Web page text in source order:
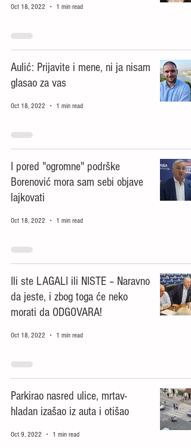
Oct 18, 2022 1 min read
Aulić: Prijavite i mene, ni ja nisam
glasao za vas
Oct 18, 2022 1 min read
I pored "ogromne" podrške
Borenović mora sam sebi objave
lajkovati
Oct 18, 2022 1 min read
Ili ste LAGALI ili NISTE – Naravno
da jeste, i zbog toga će neko
morati da ODGOVARA!
Oct 18, 2022 1 min read
Parkirao nasred ulice, mrtav-
hladan izašao iz auta i otišao
Oct 9, 2022 1 min read